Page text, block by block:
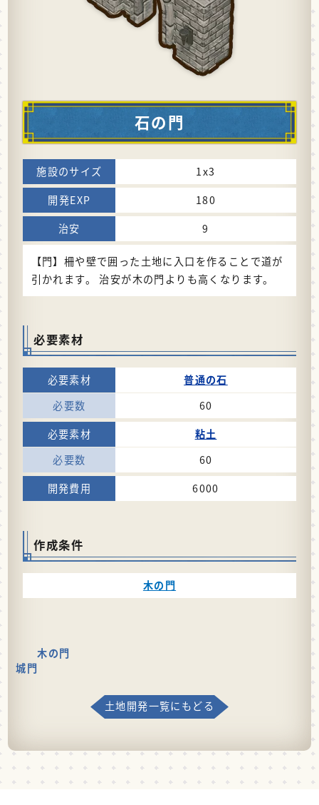
石の門
1x3
180
9
【門】柵や壁で囲った土地に入口を作ることで道が
引かれます。 治安が木の門よりも高くなります。
必要素材
普通の石
60
粘土
60
6000
作成条件
木の門
木の門
城門
土地開発一覧にもどる